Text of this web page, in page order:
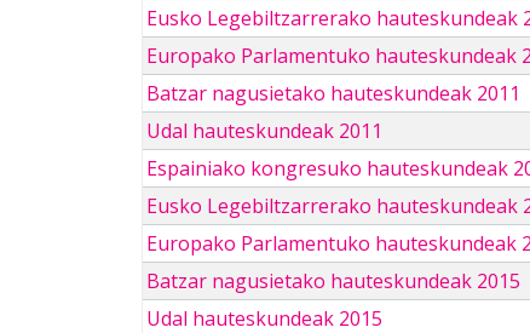
Eusko Legebiltzarrerako hauteskundeak
Europako Parlamentuko hauteskundeak
Batzar nagusietako hauteskundeak 2011
Udal hauteskundeak 2011
Espainiako kongresuko hauteskundeak
Eusko Legebiltzarrerako hauteskundeak
Europako Parlamentuko hauteskundeak
Batzar nagusietako hauteskundeak 2015
Udal hauteskundeak 2015